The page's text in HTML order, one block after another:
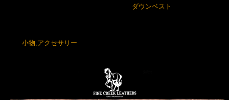
ダウンベスト
小物,アクセサリー